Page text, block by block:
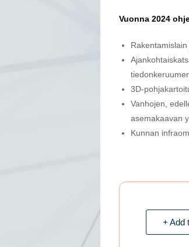
Vuonna 2024
3D-
Vanhojen,
asemakaavan
Kunnan
+ Add